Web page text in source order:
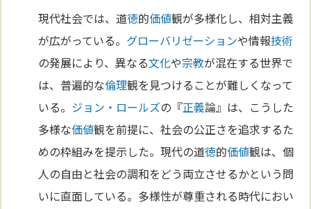
現代社会では、道徳的価値観が多様化し、相対主義
が広がっている。 グローバリゼーションや情報技術
の発展により、異なる文化や宗教が混在する世界で
は、普遍的な倫理観を見つけることが難しくなって
いる。 ジョン・ロールズの『正義論』は、こうした
多様な価値観を前提に、社会の公正さを追求するた
めの枠組みを提示した。現代の道徳的価値観は、個
人の自由と社会の調和をどう両立させるかという問
いに直面している。多様性が尊重される時代におい